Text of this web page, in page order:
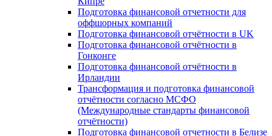
Подготовка финансовой отчетности для
оффшорных компаний
Подготовка финансовой отчётности в UK
Подготовка финансовой отчётности в
Гонконге
Подготовка финансовой отчётности в
Ирландии
Трансформация и подготовка финансовой
отчётности согласно МСФО
(Международные стандарты финансовой
отчётности)
Подготовка финансовой отчетности в Белизе